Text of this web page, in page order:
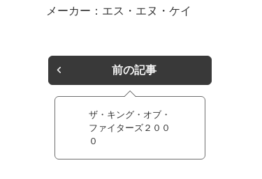
メーカー：エス・エヌ・ケイ
前の記事
ザ・キング・オブ・
ファイターズ２００
０